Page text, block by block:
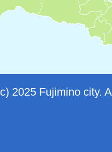
2025 Fujimino city.